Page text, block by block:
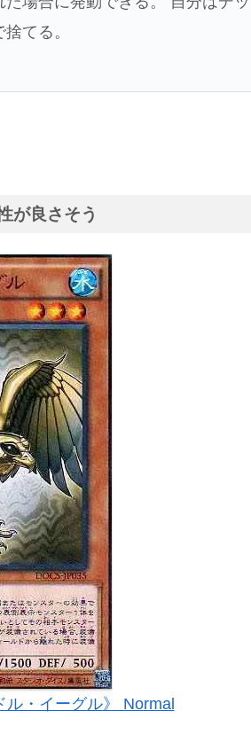
てる。
が良さそう
・イーグル》 Normal